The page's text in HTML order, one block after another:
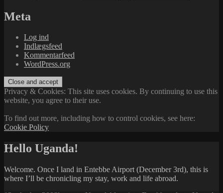
Meta
Log ind
Indlægsfeed
Kommentarfeed
WordPress.org
Privacy & Cookies: This site uses cookies. By continuing to use this
website, you agree to their use.
To find out more, including how to control cookies, see here:
Cookie Policy
Hello Uganda!
Welcome. Once I land in Entebbe Airport (December 3rd), this is
where I’ll be chronicling my stay, work and life abroad.